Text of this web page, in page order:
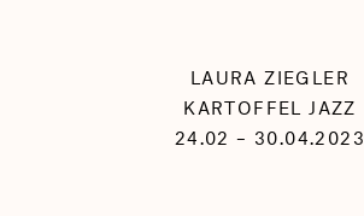
LAURA ZIEGLER
KARTOFFEL JAZZ
24.02 – 30.04.2023